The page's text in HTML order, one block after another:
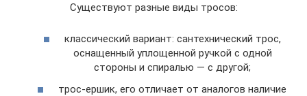
Существуют разные виды тросов:
классический вариант: сантехнический трос,
оснащенный уплощенной ручкой с одной
стороны и спиралью — с другой;
трос-ершик, его отличает от аналогов наличие